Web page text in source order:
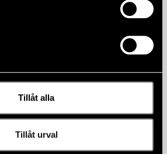
Tillåt alla
Tillåt urval
en egen plats i solen. Med taket nere
enastående komfort året runt. Även
bekväm atmosfär.